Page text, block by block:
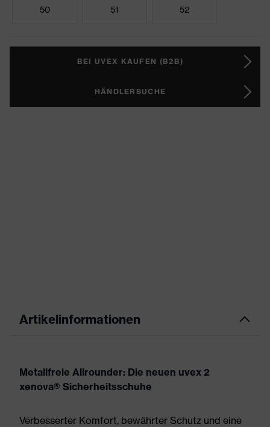
50 51 52
BEI UVEX KAUFEN (B2B)
HÄNDLERSUCHE
Artikelinformationen
Metallfreie Allrounder: Die neuen uvex 2
xenova® Sicherheitsschuhe
Verbesserter Komfort, bewährter Schutz und eine